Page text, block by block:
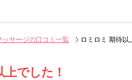
サージの口コミ一覧 ロミロミ 期待以
でした！